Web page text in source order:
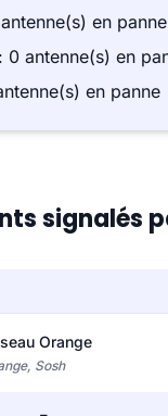
en panne
: 0 antenne(s) en
en panne
signalés
Orange
Sosh